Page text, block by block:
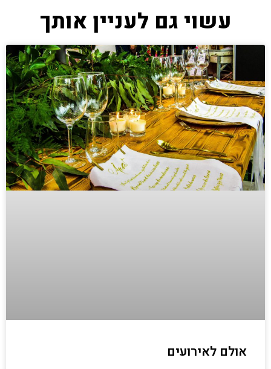
עשוי גם לעניין אותך
אולם לאירועים